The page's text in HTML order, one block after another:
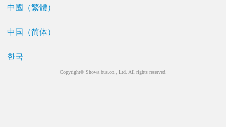
中國（繁體）
中国（简体）
한국
Copyright© Showa bus.co., Ltd. All rights reserved.